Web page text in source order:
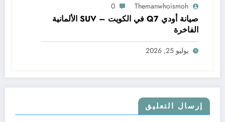
Themanwhoismoh
0
صيانة أودي Q7 في الكويت – SUV الألمانية
الفاخرة
يوليو 25, 2026
إرسال التعليق